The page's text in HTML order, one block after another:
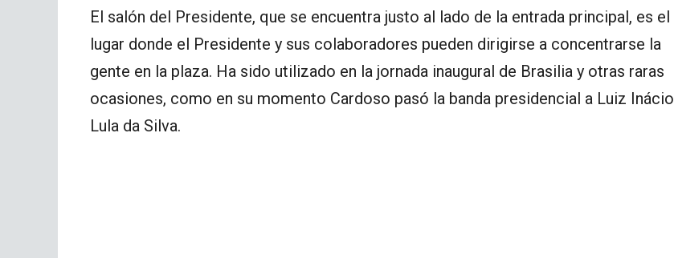
El salón del Presidente, que se encuentra justo al lado de la entrada principal, es el
lugar donde el Presidente y sus colaboradores pueden dirigirse a concentrarse la
gente en la plaza. Ha sido utilizado en la jornada inaugural de Brasilia y otras raras
ocasiones, como en su momento Cardoso pasó la banda presidencial a Luiz Inácio
Lula da Silva.